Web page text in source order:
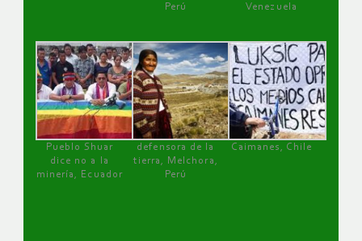
Perú
Venezuela
Pueblo Shuar
dice no a la
minería, Ecuador
defensora de la
tierra, Melchora,
Perú
Caimanes, Chile